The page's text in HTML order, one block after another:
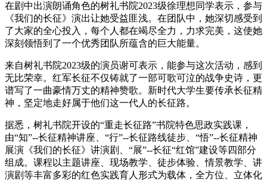
在剧中出演朗诵角色的树礼书院2023级徐理想同学表示，参与
《我们的长征》演出让她受益匪浅。在团队中，她深切感受到
了大家的全心投入，每个人都在竭尽全力，力求完美，这使她
深刻领悟到了一个优秀团队所蕴含的巨大能量。
来自树礼书院2023级的演员谢可表示，能参与这次活动，感到
无比荣幸。红军长征不仅铸就了一部可歌可泣的战争史诗，更
谱写了一曲豪情万丈的精神赞歌。新时代大学生要传承长征精
神，坚定地走好属于他们这一代人的长征路。
据悉，树礼书院开设的“重走长征路”书院特色思政实践课，
由“知”--长征精神讲座、“行”--长征路线徒步、“悟”--长征精神
展演《我们的长征》讲演剧、“展”--长征“红馆”建设等四部分
组成。课程以主题讲座、现场教学、徒步体验、情景教学、讲
演剧等丰富多彩的红色实践育人形式为载体，全方位、立体化